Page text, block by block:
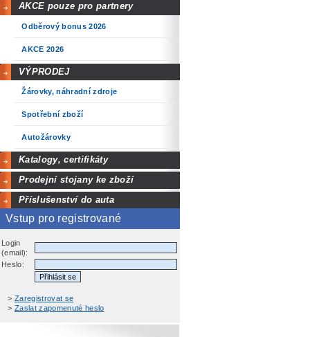
AKCE pouze pro partnery
Odběrový bonus 2026
AKCE 2026
VÝPRODEJ
Žárovky, náhradní zdroje
Spotřební zboží
Autožárovky
Katalogy, certifikáty
Prodejní stojany ke zboží
Příslušenství do auta
Vstup pro registrované
Login
(email):
Heslo:
> Zaregistrovat se
> Zaslat zapomenuté heslo